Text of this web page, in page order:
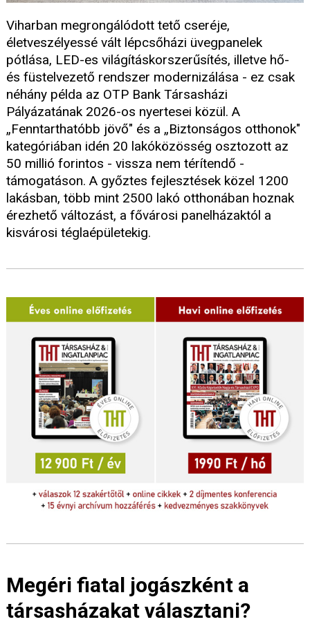
Viharban megrongálódott tető cseréje,
életveszélyessé vált lépcsőházi üvegpanelek
pótlása, LED-es világításkorszerűsítés, illetve hő-
és füstelvezető rendszer modernizálása - ez csak
néhány példa az OTP Bank Társasházi
Pályázatának 2026-os nyertesei közül. A
„Fenntarthatóbb jövő" és a „Biztonságos otthonok"
kategóriában idén 20 lakóközösség osztozott az
50 millió forintos - vissza nem térítendő -
támogatáson. A győztes fejlesztések közel 1200
lakásban, több mint 2500 lakó otthonában hoznak
érezhető változást, a fővárosi panelházaktól a
kisvárosi téglaépületekig.
Megéri fiatal jogászként a
társasházakat választani?